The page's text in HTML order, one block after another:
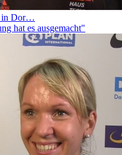
in Dor…
hat es ausgemacht"